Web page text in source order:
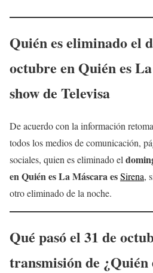
Quién es eliminado el
octubre en Quién es
show de Televisa
De acuerdo con la información
todos los medios de comunicación,
sociales, quien es eliminado el
enQuién es La MáscaraesSirena,
otro eliminado de la noche.
Qué pasó el 31 de
transmisión de ¿Quién